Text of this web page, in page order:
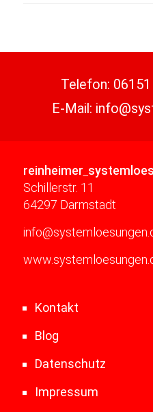
Telefon:
E-Mail:
reinheimer
Schillerstr. 11
64297 Darmstadt
Kontakt
Blog
Datenschutz
Impressum